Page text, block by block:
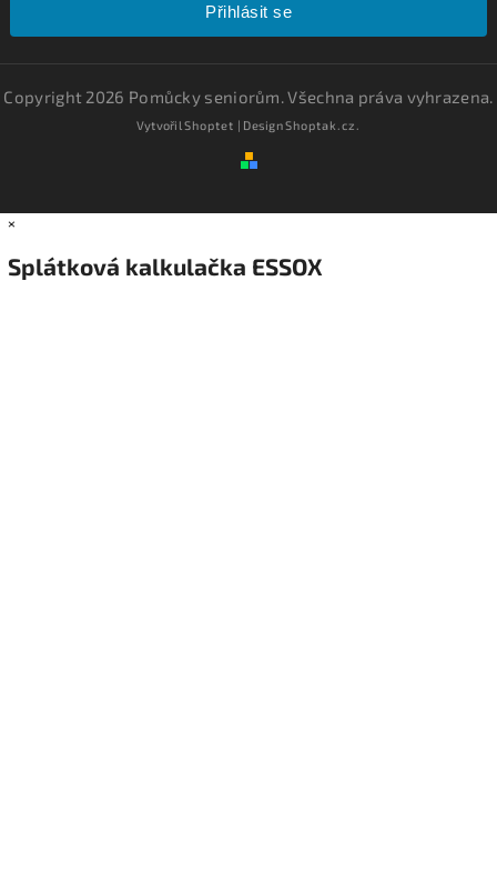
Přihlásit se
Copyright 2026 Pomůcky seniorům. Všechna práva vyhrazena.
VytvořilShoptet | DesignShoptak.cz.
×
Splátková kalkulačka ESSOX